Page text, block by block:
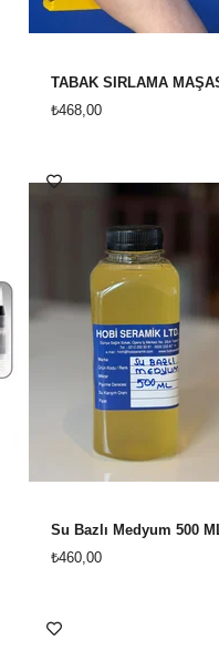
TABAK SIRLAMA
₺468,00
Su Bazlı Medyum 500
₺460,00